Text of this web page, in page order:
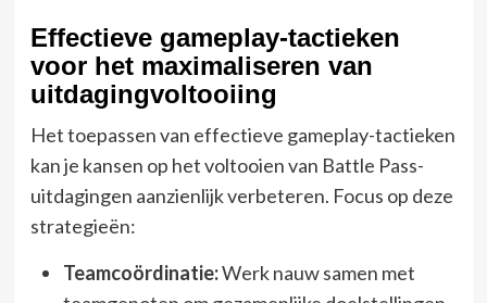
Effectieve gameplay-tactieken
voor het maximaliseren van
uitdagingvoltooiing
Het toepassen van effectieve gameplay-tactieken
kan je kansen op het voltooien van Battle Pass-
uitdagingen aanzienlijk verbeteren. Focus op deze
strategieën:
Teamcoördinatie:Werk nauw samen met